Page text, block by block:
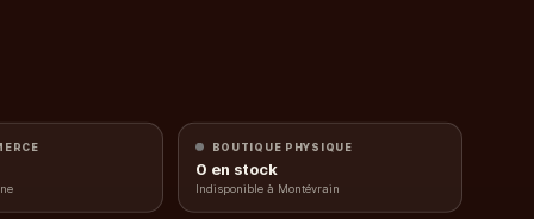
BOUTIQUE PHYSIQUE
0 en stock
Indisponible à Montévrain